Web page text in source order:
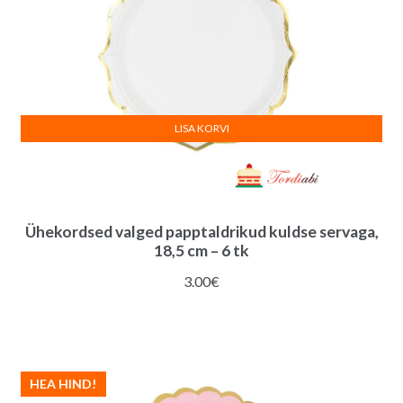
Ühekordsed valged papptaldrikud kuldse servaga,
18,5 cm – 6 tk
3.00€
LISA KORVI
HEA HIND!